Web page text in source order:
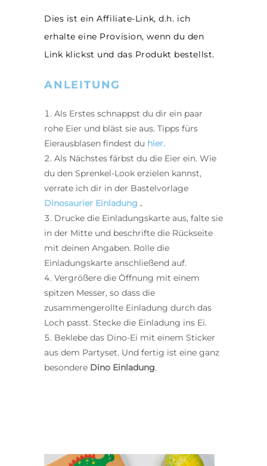
Dies ist ein Affiliate-Link, d.h. ich
erhalte eine Provision, wenn du den
Link klickst und das Produkt bestellst.
ANLEITUNG
Als Erstes schnappst du dir ein paar
rohe Eier und bläst sie aus. Tipps fürs
Eierausblasen findest du hier.
Als Nächstes färbst du die Eier ein. Wie
du den Sprenkel-Look erzielen kannst,
verrate ich dir in der Bastelvorlage
Dinosaurier Einladung .
Drucke die Einladungskarte aus, falte sie
in der Mitte und beschrifte die Rückseite
mit deinen Angaben. Rolle die
Einladungskarte anschließend auf.
Vergrößere die Öffnung mit einem
spitzen Messer, so dass die
zusammengerollte Einladung durch das
Loch passt. Stecke die Einladung ins Ei.
Beklebe das Dino-Ei mit einem Sticker
aus dem Partyset. Und fertig ist eine ganz
besondere Dino Einladung.